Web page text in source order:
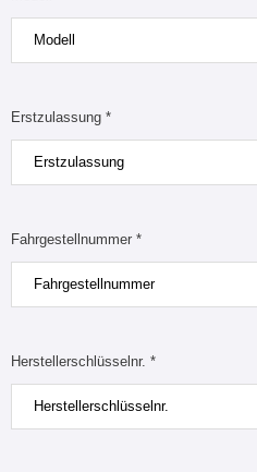
Erstzulassung *
Fahrgestellnummer *
Herstellerschlüsselnr. *